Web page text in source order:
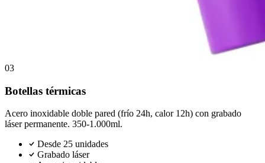
03
Botellas térmicas
Acero inoxidable doble pared (frío 24h, calor 12h) con grabado
láser permanente. 350-1.000ml.
Desde 25 unidades
Grabado láser